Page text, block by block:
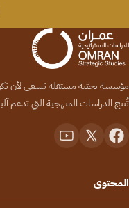
مؤسسة بحثية مستقلة تسعى لأن
تُنتج الدراسات المنهجية التي تدعم
المحتوى